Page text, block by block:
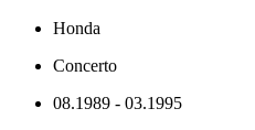
Honda
Concerto
08.1989 - 03.1995